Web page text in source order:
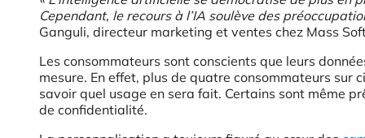
Cependant, le recours à l’IA soulève des
Ganguli, directeur marketing et ventes chez Mass
Les consommateurs sont conscients que leurs
mesure. En effet, plus de quatre consommateurs
savoir quel usage en sera fait. Certains sont même
de confidentialité.